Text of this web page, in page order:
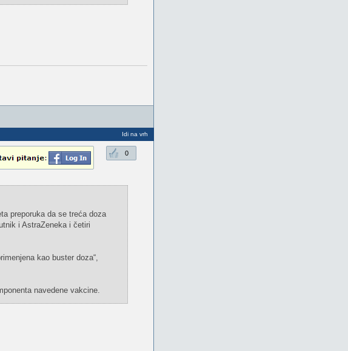
Idi na vrh
0
preporuka da se treća doza
i AstraZeneka i četiri
kао bustеr dоzа“,
nаvеdеnе vаkcinе.